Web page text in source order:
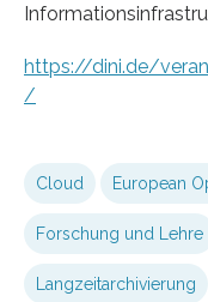
https://dini.de/
/
Cloud European
Forschung und Lehre
Langzeitarchivierung